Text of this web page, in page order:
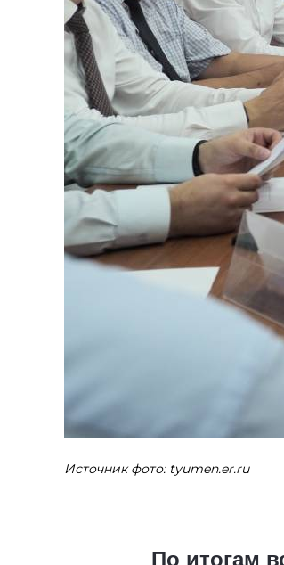
Источник фото: tyumen.er.ru
По итогам